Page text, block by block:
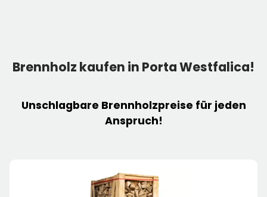
Brennholz kaufen in Porta Westfalica!
Unschlagbare Brennholzpreise für jeden
Anspruch!